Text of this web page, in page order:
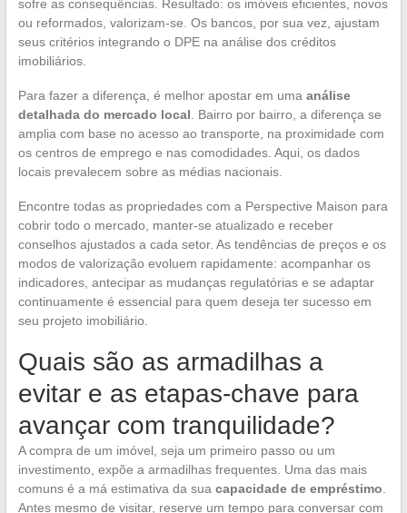
sofre as consequências. Resultado: os imóveis eficientes, novos
ou reformados, valorizam-se. Os bancos, por sua vez, ajustam
seus critérios integrando o DPE na análise dos créditos
imobiliários.
Para fazer a diferença, é melhor apostar em uma análise
detalhada do mercado local . Bairro por bairro, a diferença se
amplia com base no acesso ao transporte, na proximidade com
os centros de emprego e nas comodidades. Aqui, os dados
locais prevalecem sobre as médias nacionais.
Encontre todas as propriedades com a Perspective Maison para
cobrir todo o mercado, manter-se atualizado e receber
conselhos ajustados a cada setor. As tendências de preços e os
modos de valorização evoluem rapidamente: acompanhar os
indicadores, antecipar as mudanças regulatórias e se adaptar
continuamente é essencial para quem deseja ter sucesso em
seu projeto imobiliário.
Quais são as armadilhas a
evitar e as etapas-chave para
avançar com tranquilidade?
A compra de um imóvel, seja um primeiro passo ou um
investimento, expõe a armadilhas frequentes. Uma das mais
comuns é a má estimativa da sua capacidade de empréstimo
Antes mesmo de visitar, reserve um tempo para conversar com